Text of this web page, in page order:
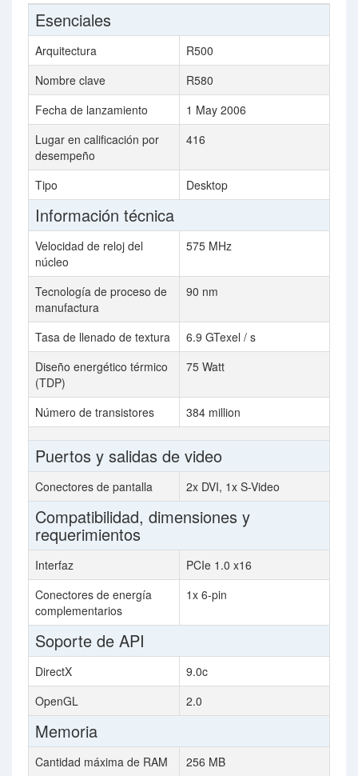
Esenciales
Arquitectura
R500
Nombre clave
R580
Fecha de lanzamiento
1 May 2006
Lugar en calificación por
desempeño
416
Tipo Desktop
Información técnica
Velocidad de reloj del
núcleo
575 MHz
Tecnología de proceso de
manufactura
90 nm
Tasa de llenado de textura
6.9 GTexel / s
Diseño energético térmico
(TDP)
75 Watt
Número de transistores 384 million
Puertos y salidas de video
Conectores de pantalla 2x DVI, 1x S-Video
Compatibilidad, dimensiones y
requerimientos
Interfaz
PCIe 1.0 x16
Conectores de energía
complementarios
1x 6-pin
Soporte de API
DirectX
9.0c
OpenGL
2.0
Memoria
Cantidad máxima de RAM 256 MB